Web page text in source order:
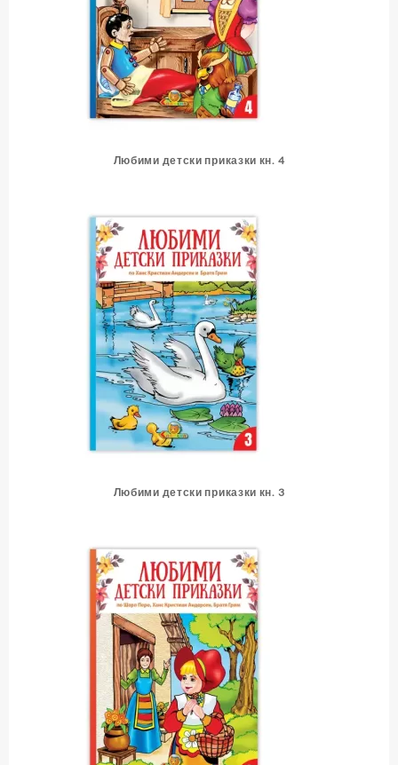
Любими детски приказки кн. 4
Любими детски приказки кн. 3